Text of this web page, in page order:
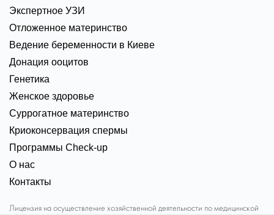
Экспертное УЗИ
Отложенное материнство
Ведение беременности в Киеве
Донация ооцитов
Генетика
Женское здоровье
Суррогатное материнство
Криоконсервация спермы
Программы Check-up
О нас
Контакты
Лицензия на осуществление хозяйственной деятельности по медицинской